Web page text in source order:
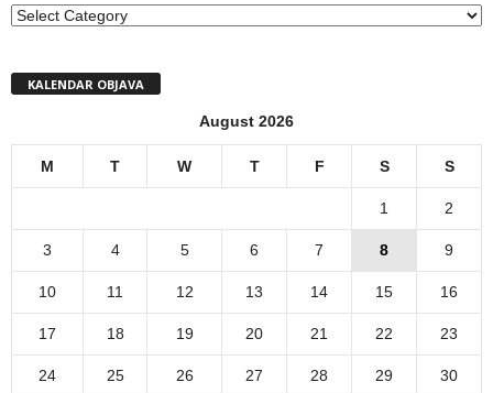
MENI
KALENDAR OBJAVA
August 2026
M T W T F S S
1 2
3 4 5 6 7 8 9
10 11 12 13 14 15 16
17 18 19 20 21 22 23
24 25 26 27 28 29 30